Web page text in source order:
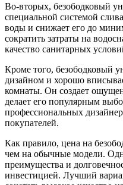
Во-вторых, безободковый
специальной системой
воды и снижает его до
сократить затраты на
качество санитарных
Кроме того, безободковый
дизайном и хорошо
комнаты. Он создает
делает его популярным
профессиональных
покупателей.
Как правило, цена на
чем на обычные модели.
преимущества и
инвестицией. Лучший